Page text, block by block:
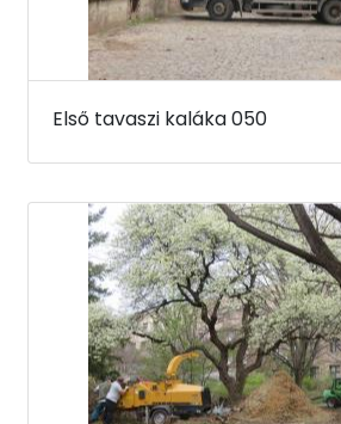
Első tavaszi kaláka 050